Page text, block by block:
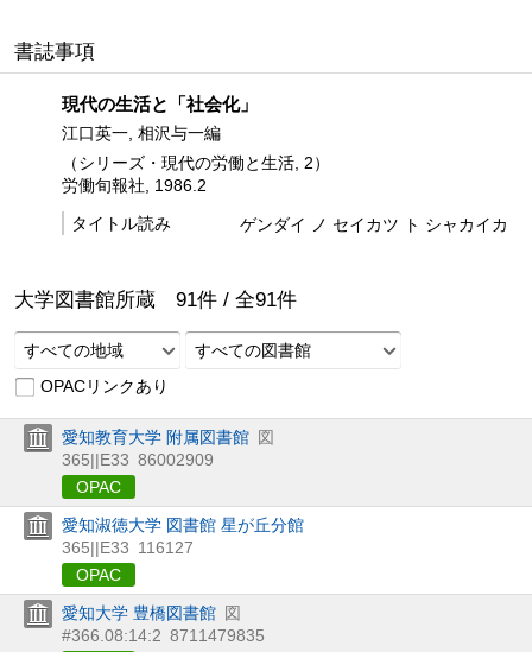
書誌事項
現代の生活と「社会化」
江口英一, 相沢与一編
（シリーズ・現代の労働と生活, 2）
労働旬報社, 1986.2
タイトル読み
ゲンダイ ノ セイカツ ト シャカイカ
大学図書館所蔵 91件 / 全91件
すべての地域
すべての図書館
OPACリンクあり
愛知教育大学 附属図書館 図
365||E33 86002909
OPAC
愛知淑徳大学 図書館 星が丘分館
365||E33 116127
OPAC
愛知大学 豊橋図書館 図
#366.08:14:2 8711479835